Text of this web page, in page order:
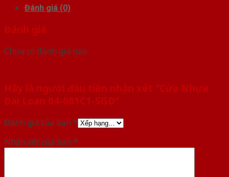
Đánh giá (0)
Đánh giá
Chưa có đánh giá nào.
Hãy là người đầu tiên nhận xét “Cửa Nhựa
Đài Loan 04-081C1-SGD”
Đánh giá của bạn *
Nhận xét của bạn *